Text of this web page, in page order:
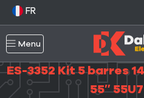
FR
Menu
ES-3352 Kit 5 barres
55″